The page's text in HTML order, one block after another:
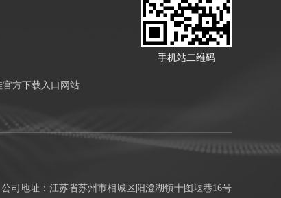
官方下载入口网站
手机站二维码
公司地址：江苏省苏州市相城区阳澄湖镇十图堰巷16号